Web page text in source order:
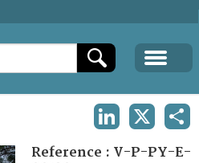
Reference : V-P-PY-E-